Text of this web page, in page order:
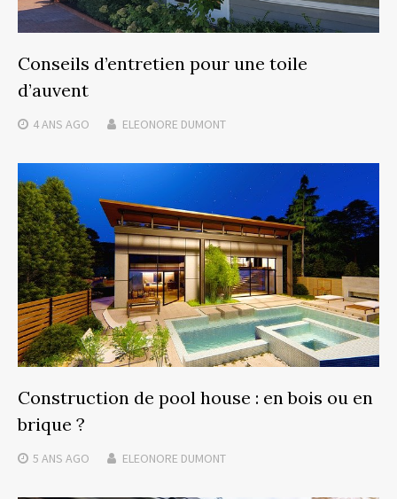
Conseils d’entretien pour une toile
d’auvent
4 ANS AGO ELEONORE DUMONT
Construction de pool house : en bois ou en
brique ?
5 ANS AGO ELEONORE DUMONT